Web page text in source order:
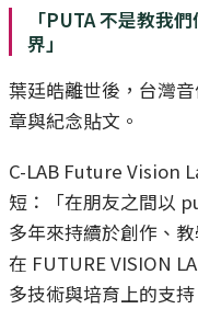
「PUTA 不是教我
界」
葉廷皓離世後，台灣
章與紀念貼文。
C-LAB Future Vision
短：「在朋友之間以
多年來持續於創作、
在 FUTURE VISION
多技術與培育上的支